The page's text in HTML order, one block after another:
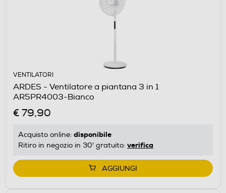
VENTILATORI
ARDES - Ventilatore a piantana 3 in 1
AR5PR4003-Bianco
€ 79,90
Acquisto online: disponibile
Ritiro in negozio in 30' gratuito: verifica
AGGIUNGI